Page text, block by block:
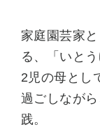
家庭園芸家
る、「いと
2児の母とし
過ごしなが
践。